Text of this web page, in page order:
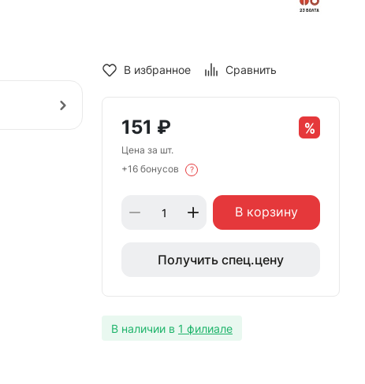
В избранное Сравнить
151 ₽
Цена за шт.
+16 бонусов
?
В корзину
Получить спец.цену
В наличии в 1 филиале